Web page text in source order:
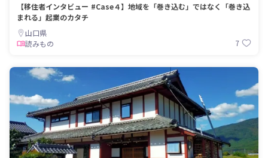
【移住者インタビュー #Case４】地域を「巻き込む」ではなく「巻き込
まれる」起業のカタチ
山口県
読みもの
7